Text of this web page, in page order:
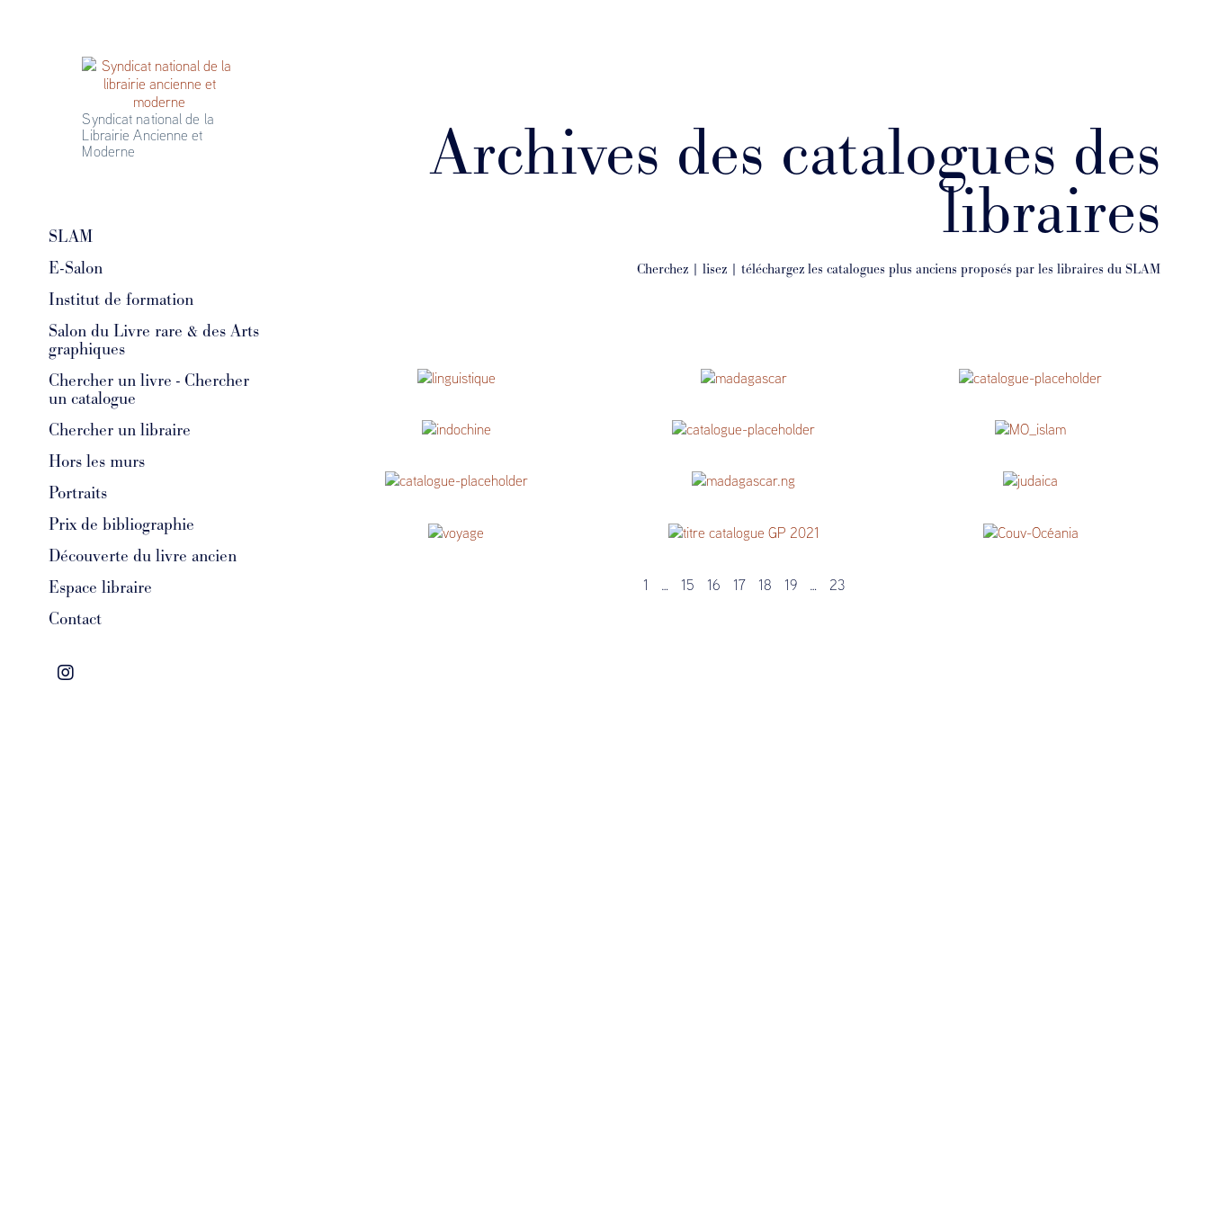
Syndicat national de la
Librairie Ancienne et
Moderne
SLAM
E-Salon
Institut de formation
Salon du Livre rare & des Arts
graphiques
Chercher un livre - Chercher
un catalogue
Chercher un libraire
Hors les murs
Portraits
Prix de bibliographie
Découverte du livre ancien
Espace libraire
Contact
Archives des catalogues des
libraires
Cherchez | lisez | téléchargez les catalogues plus anciens proposés par les libraires du SLAM
1
… 15 16 17 18 19 … 23